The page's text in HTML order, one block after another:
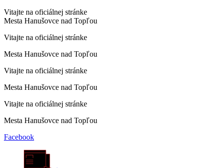
Vitajte na oficiálnej stránke
Mesta Hanušovce nad Topľou
Vitajte na oficiálnej stránke
Mesta Hanušovce nad Topľou
Vitajte na oficiálnej stránke
Mesta Hanušovce nad Topľou
Vitajte na oficiálnej stránke
Mesta Hanušovce nad Topľou
Facebook